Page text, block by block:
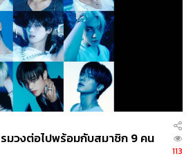
รมวงต่อไปพร้อมกับสมาชิก 9 คน
113